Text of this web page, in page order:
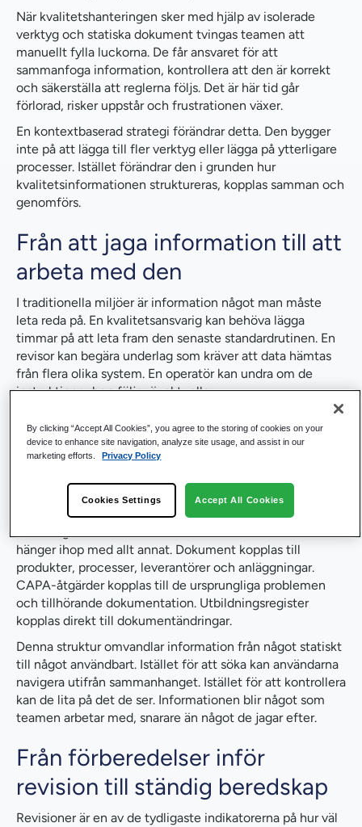
När kvalitetshanteringen sker med hjälp av isolerade
verktyg och statiska dokument tvingas teamen att
manuellt fylla luckorna. De får ansvaret för att
sammanfoga information, kontrollera att den är korrekt
och säkerställa att reglerna följs. Det är här tid går
förlorad, risker uppstår och frustrationen växer.
En kontextbaserad strategi förändrar detta. Den bygger
inte på att lägga till fler verktyg eller lägga på ytterligare
processer. Istället förändrar den i grunden hur
kvalitetsinformationen struktureras, kopplas samman och
genomförs.
Från att jaga information till att
arbeta med den
I traditionella miljöer är information något man måste
leta reda på. En kvalitetsansvarig kan behöva lägga
timmar på att leta fram den senaste standardrutinen. En
revisor kan begära underlag som kräver att data hämtas
från flera olika system. En operatör kan undra om de
instruktioner hen följer är aktuella.
informationen lagras utifrån var den finns – till exempel i
mappar, system och databaser – snarare än utifrån dess
M-Files Qualityvänder upp och ner på den modellen.
Istället för att organisera informationen efter var den
hänger ihop med allt annat. Dokument kopplas till
produkter, processer, leverantörer och anläggningar.
CAPA-åtgärder kopplas till de ursprungliga problemen
och tillhörande dokumentation. Utbildningsregister
kopplas direkt till dokumentändringar.
Denna struktur omvandlar information från något statiskt
till något användbart. Istället för att söka kan användarna
navigera utifrån sammanhanget. Istället för att kontrollera
kan de lita på det de ser. Informationen blir något som
teamen arbetar med, snarare än något de jagar efter.
Från förberedelser inför
revision till ständig beredskap
Revisioner är en av de tydligaste indikatorerna på hur väl
By clicking “Accept All Cookies”, you agree to the storing of cookies on your
device to enhance site navigation, analyze site usage, and assist in our
marketing efforts.
Privacy Policy
Cookies Settings Accept All Cookies